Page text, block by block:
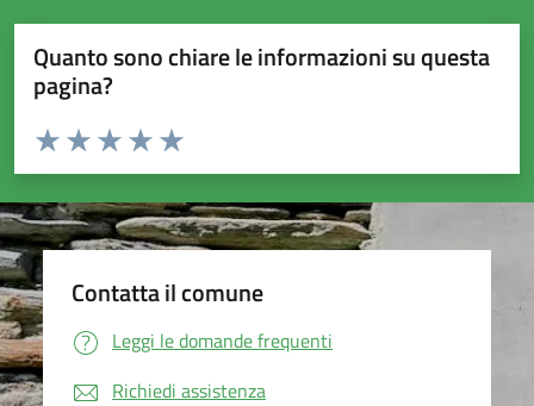
Quanto sono chiare le informazioni su questa
pagina?
Valuta da 1 a 5 stelle la pagina
Valuta 5 stelle su 5
Valuta 4 stelle su 5
Valuta 3 stelle su 5
Valuta 2 stelle su 5
Valuta 1 stelle su 5
Contatta il comune
Leggi le domande frequenti
Richiedi assistenza